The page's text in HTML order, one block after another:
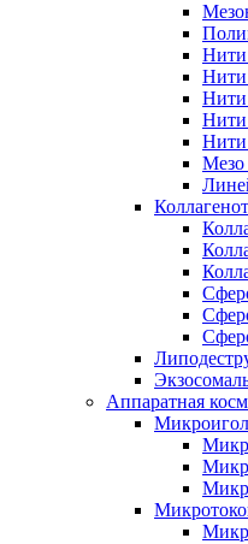
Нити
Нити
Нити
Мезо
Аппаратная